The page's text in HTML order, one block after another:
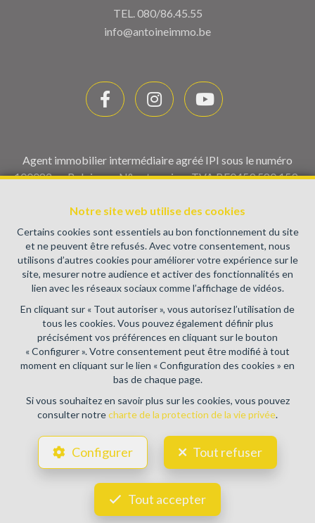
Notre site web utilise des cookies
Certains cookies sont essentiels au bon fonctionnement du site
et ne peuvent être refusés. Avec votre consentement, nous
utilisons d’autres cookies pour améliorer votre expérience sur le
site, mesurer notre audience et activer des fonctionnalités en
lien avec les réseaux sociaux comme l’affichage de vidéos.
En cliquant sur « Tout autoriser », vous autorisez l’utilisation de
tous les cookies. Vous pouvez également définir plus
précisément vos préférences en cliquant sur le bouton
« Configurer ». Votre consentement peut être modifié à tout
moment en cliquant sur le lien « Configuration des cookies » en
bas de chaque page.
Si vous souhaitez en savoir plus sur les cookies, vous pouvez
consulter notrecharte de la protection de la vie privée.
Configurer Tout refuser
Tout accepter
TEL.080/86.45.55
info@antoineimmo.be
Agent immobilier intermédiaire agréé IPI sous le numéro
100082 en Belgique - N° entreprise : TVA BE0459.580.159-
immobiliers, rue du Luxembourg 16B, 1000 Bruxelles (+32 2
505 38 50 - info@ipi.be) - Soumis aucode déontologique de l’
IPI
RC professionnelle et cautionnement via AXA Belgium SA,
Place du Trône 1, 1000 Bruxelles – police n° 730.390.160.
Couverture valable pour les activités réalisées en Belgique
Conditions générales d'utilisation du site
Charte de la protection de la vie privée
Configuration des cookies
POWERED BY
DESIGNED AND DEVELOPED BY
WEBULOUS.IMMO